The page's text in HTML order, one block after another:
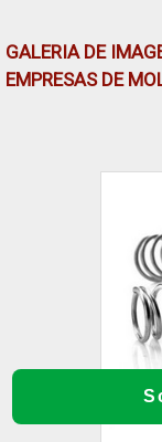
GALERIA DE
EMPRESAS DE